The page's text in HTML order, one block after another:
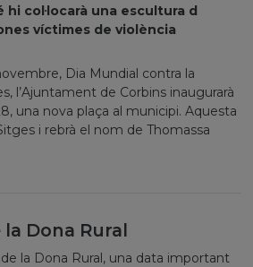
col·locarà una escultura d
víctimes de violència
Dia Mundial contra la
l’Ajuntament de Corbins inaugurarà
una nova plaça al municipi. Aquesta
i rebrà el nom de Thomassa
Dona Rural
la Dona Rural, una data important